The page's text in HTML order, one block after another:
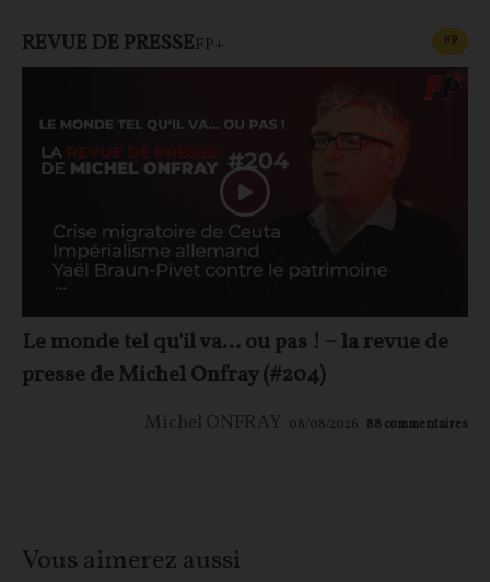
REVUE DE PRESSEFP+ FP
Le monde tel qu'il va… ou pas ! – la revue de
presse de Michel Onfray (#204)
Michel ONFRAY 08/08/2026 88 commentaires
Vous aimerez aussi